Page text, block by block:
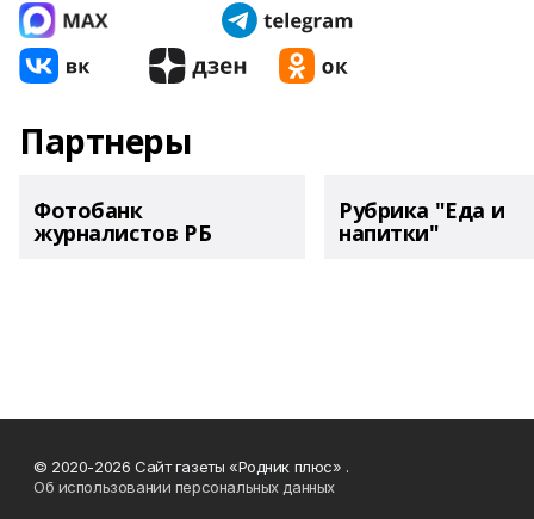
Партнеры
Фотобанк
журналистов РБ
Рубрика "Еда и
напитки"
© 2020-2026 Сайт газеты «Родник плюс» .
Об использовании персональных данных